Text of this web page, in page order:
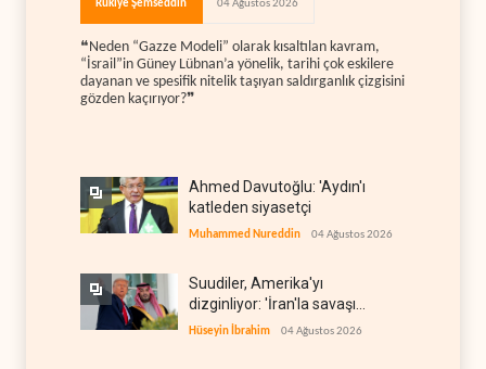
Rukiye Şemseddin 04 Ağustos 2026
❝Neden “Gazze Modeli” olarak kısaltılan kavram,
“İsrail”in Güney Lübnan’a yönelik, tarihi çok eskilere
dayanan ve spesifik nitelik taşıyan saldırganlık çizgisini
gözden kaçırıyor?❞
Ahmed Davutoğlu: 'Aydın'ı
katleden siyasetçi
Muhammed Nureddin 04 Ağustos 2026
Suudiler, Amerika'yı
dizginliyor: 'İran'la savaşı
kaldıracak gücümüz yok'
Hüseyin İbrahim 04 Ağustos 2026